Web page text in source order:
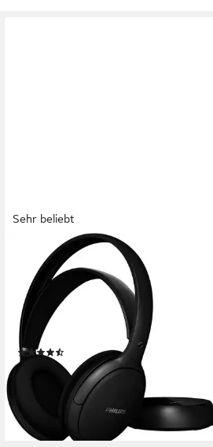
Sitzart
Sehr beliebt
PHILIPS
SHC5200M2 TV-Kopfhörer Funk-
Kopfhörer
kabelgebunden, Funk
Verbindung
30 Std.
Over Ear
ab 39,99 € UVP59,99 €
lieferbar - in 1-2 Werktagen bei dir